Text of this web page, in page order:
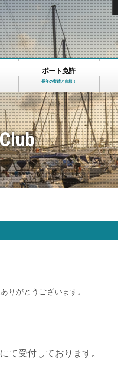
ボート免許
長年の実績と信頼！
りがとうございます。
て受付しております。